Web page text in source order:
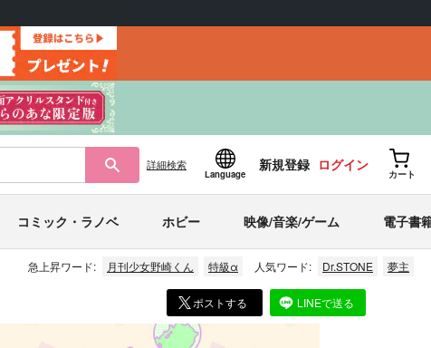
詳細検索
Language
新規登録 ログイン
カート
コミック・ラノベ ホビー 映像/音楽/ゲーム 電子書
急上昇ワード: 月刊少女野崎くん 特級α 人気ワード: Dr.STONE 夢主
ポストする LINEで送る